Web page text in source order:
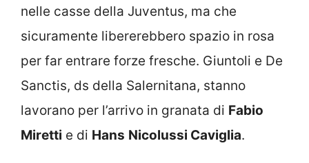
nelle casse della Juventus, ma che
sicuramente libererebbero spazio in rosa
per far entrare forze fresche. Giuntoli e De
Sanctis, ds della Salernitana, stanno
lavorano per l’arrivo in granata di Fabio
Miretti e di Hans Nicolussi Caviglia.